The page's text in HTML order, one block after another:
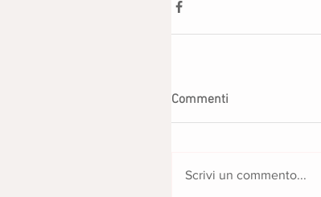
Commenti
Scrivi un commento...